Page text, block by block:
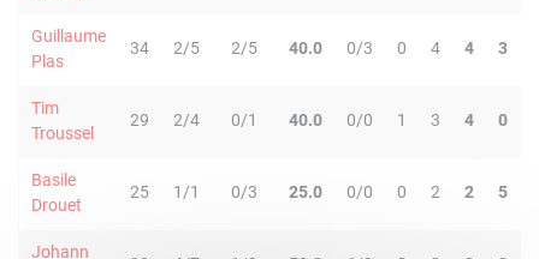
Guillaume
Plas
34 2/5 2/5 40.0 0/3 0 4 4 3
Tim
Troussel
29 2/4 0/1 40.0 0/0 1 3 4 0
Basile
Drouet
25 1/1 0/3 25.0 0/0 0 2 2 5
Johann